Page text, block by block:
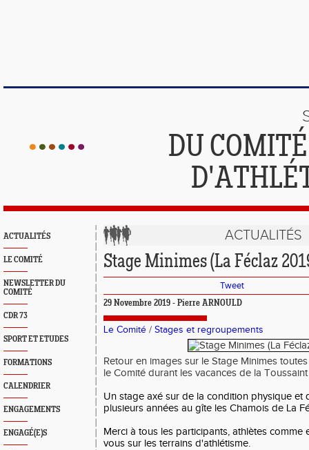
DU
ACTUALITÉS
LE COMITÉ
NEWSLETTER DU
COMITÉ
CDR 73
SPORT ET ETUDES
FORMATIONS
CALENDRIER
ENGAGEMENTS
ENGAGÉ(E)S
ACTUALITÉS
Stage Minimes (La Féclaz
Tweet
29 Novembre 2019 - Pierre ARNOULD
Le Comité / Stages et regroupements
Retour en images sur le Stage Minimes
le Comité durant les vacances de la
Un stage axé sur de la condition physique et
plusieurs années au gîte les Chamois de La
Merci à tous les participants, athlètes comme
vous sur les terrains d'athlétisme.